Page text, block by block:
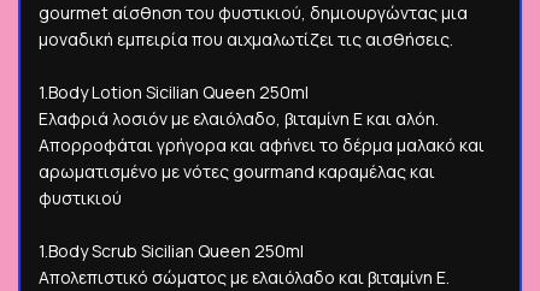
gourmet αίσθηση του φυστικιού, δημιουργώντας μια
μοναδική εμπειρία που αιχμαλωτίζει τις αισθήσεις.
1.Body Lotion Sicilian Queen 250ml
Ελαφριά λοσιόν με ελαιόλαδο, βιταμίνη Ε και αλόη.
Απορροφάται γρήγορα και αφήνει το δέρμα μαλακό και
αρωματισμένο με νότες gourmand καραμέλας και
φυστικιού
1.Body Scrub Sicilian Queen 250ml
Απολεπιστικό σώματος με ελαιόλαδο και βιταμίνη Ε.